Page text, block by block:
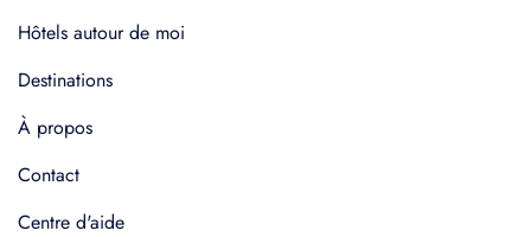
Hôtels autour de moi
Destinations
À propos
Contact
Centre d'aide